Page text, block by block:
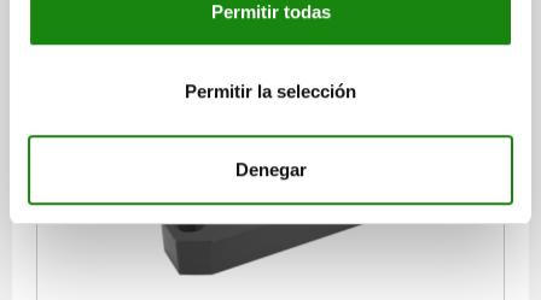
Permitir todas
Permitir la selección
Denegar
más gastos de envío